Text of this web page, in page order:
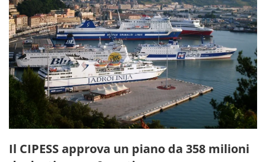
Il CIPESS approva un piano da 358 milioni